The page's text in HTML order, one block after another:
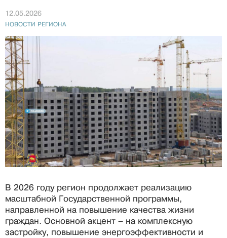
12.05.2026
НОВОСТИ РЕГИОНА
В 2026 году регион продолжает реализацию
масштабной Государственной программы,
направленной на повышение качества жизни
граждан. Основной акцент – на комплексную
застройку, повышение энергоэффективности и